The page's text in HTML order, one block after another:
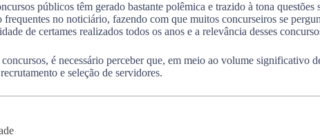
públicos têm gerado bastante polêmica e trazido à tona
no noticiário, fazendo com que muitos concurseiros se
de certames realizados todos os anos e a relevância desses
é necessário perceber que, em meio ao volume
e seleção de servidores.